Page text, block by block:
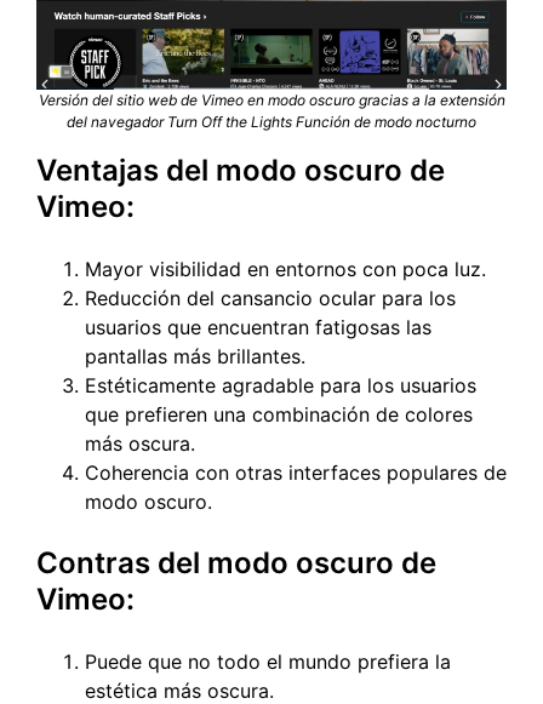
Versión del sitio web de Vimeo en modo oscuro gracias a la extensión
del navegador Turn Off the Lights Función de modo nocturno
Ventajas del modo oscuro de
Vimeo:
Mayor visibilidad en entornos con poca luz.
Reducción del cansancio ocular para los
usuarios que encuentran fatigosas las
pantallas más brillantes.
Estéticamente agradable para los usuarios
que prefieren una combinación de colores
más oscura.
Coherencia con otras interfaces populares de
modo oscuro.
Contras del modo oscuro de
Vimeo:
Puede que no todo el mundo prefiera la
estética más oscura.